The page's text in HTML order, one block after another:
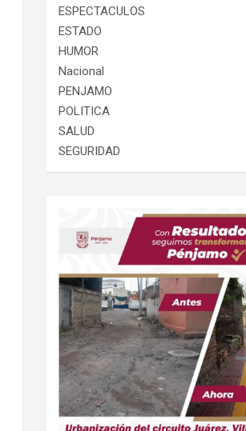
ESPECTACULOS
ESTADO
HUMOR
Nacional
PENJAMO
POLITICA
SALUD
SEGURIDAD